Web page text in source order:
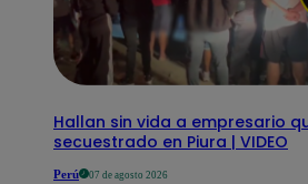
Hallan sin vida a empresario
secuestrado en Piura | VIDEO
Perú 07 de agosto 2026